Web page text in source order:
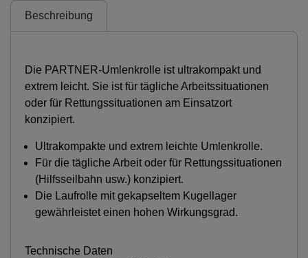
Beschreibung
Die PARTNER-Umlenkrolle ist ultrakompakt und
extrem leicht. Sie ist für tägliche Arbeitssituationen
oder für Rettungssituationen am Einsatzort
konzipiert.
Ultrakompakte und extrem leichte Umlenkrolle.
Für die tägliche Arbeit oder für Rettungssituationen
(Hilfsseilbahn usw.) konzipiert.
Die Laufrolle mit gekapseltem Kugellager
gewährleistet einen hohen Wirkungsgrad.
Technische Daten